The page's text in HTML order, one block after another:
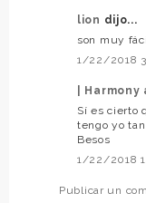
lion dijo...
son muy
1/22/2018
|
Sí es cierto
tengo yo
Besos
1/22/2018
Publicar un